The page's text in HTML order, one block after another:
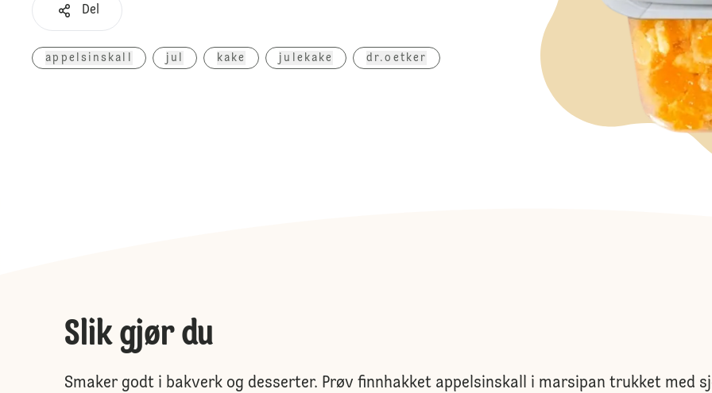
Del
appelsinskall jul kake julekake dr.oetker
Slik gjør du
Smaker godt i bakverk og desserter. Prøv finnhakket appelsinskall i marsipan trukket med